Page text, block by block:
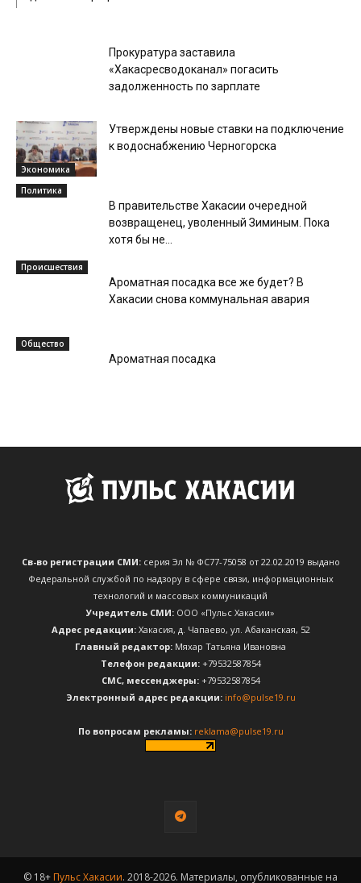
Прокуратура заставила
«Хакасресводоканал» погасить
задолженность по зарплате
Экономика
Утверждены новые ставки на подключение
к водоснабжению Черногорска
Политика
В правительстве Хакасии очередной
возвращенец, уволенный Зиминым. Пока
хотя бы не...
Происшествия
Ароматная посадка все же будет? В
Хакасии снова коммунальная авария
Общество
Ароматная посадка
Св-во регистрации СМИ:серия Эл № ФС77-75058 от 22.02.2019 выдано
Федеральной службой по надзору в сфере связи, информационных
технологий и массовых коммуникаций
Учредитель СМИ: ООО «Пульс Хакасии»
Адрес редакции:Хакасия, д. Чапаево, ул. Абаканская, 52
Главный редактор: Мяхар Татьяна Ивановна
Телефон редакции:+79532587854
CМС, мессенджеры:+79532587854
Электронный адрес редакции: info@pulse19.ru
По вопросам рекламы: reklama@pulse19.ru
© 18+ Пульс Хакасии. 2018-2026. Материалы, опубликованные на